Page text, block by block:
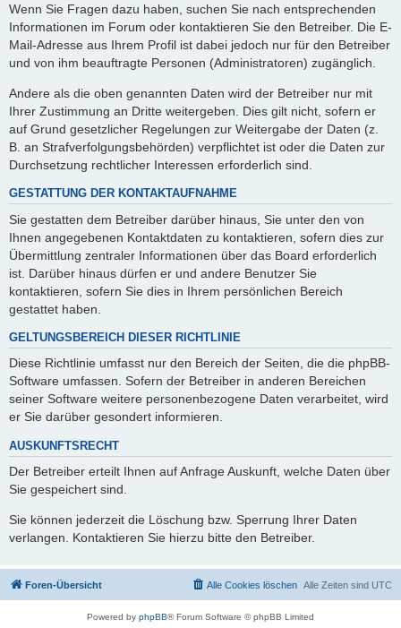
Wenn Sie Fragen dazu haben, suchen Sie nach entsprechenden
Informationen im Forum oder kontaktieren Sie den Betreiber. Die E-
Mail-Adresse aus Ihrem Profil ist dabei jedoch nur für den Betreiber
und von ihm beauftragte Personen (Administratoren) zugänglich.
Andere als die oben genannten Daten wird der Betreiber nur mit
Ihrer Zustimmung an Dritte weitergeben. Dies gilt nicht, sofern er
auf Grund gesetzlicher Regelungen zur Weitergabe der Daten (z.
B. an Strafverfolgungsbehörden) verpflichtet ist oder die Daten zur
Durchsetzung rechtlicher Interessen erforderlich sind.
GESTATTUNG DER KONTAKTAUFNAHME
Sie gestatten dem Betreiber darüber hinaus, Sie unter den von
Ihnen angegebenen Kontaktdaten zu kontaktieren, sofern dies zur
Übermittlung zentraler Informationen über das Board erforderlich
ist. Darüber hinaus dürfen er und andere Benutzer Sie
kontaktieren, sofern Sie dies in Ihrem persönlichen Bereich
gestattet haben.
GELTUNGSBEREICH DIESER RICHTLINIE
Diese Richtlinie umfasst nur den Bereich der Seiten, die die phpBB-
Software umfassen. Sofern der Betreiber in anderen Bereichen
seiner Software weitere personenbezogene Daten verarbeitet, wird
er Sie darüber gesondert informieren.
AUSKUNFTSRECHT
Der Betreiber erteilt Ihnen auf Anfrage Auskunft, welche Daten über
Sie gespeichert sind.
Sie können jederzeit die Löschung bzw. Sperrung Ihrer Daten
verlangen. Kontaktieren Sie hierzu bitte den Betreiber.
Foren-Übersicht Alle Zeiten sind UTC
Alle Cookies löschen
Powered by phpBB® Forum Software © phpBB Limited